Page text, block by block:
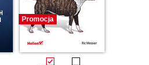
Promocja